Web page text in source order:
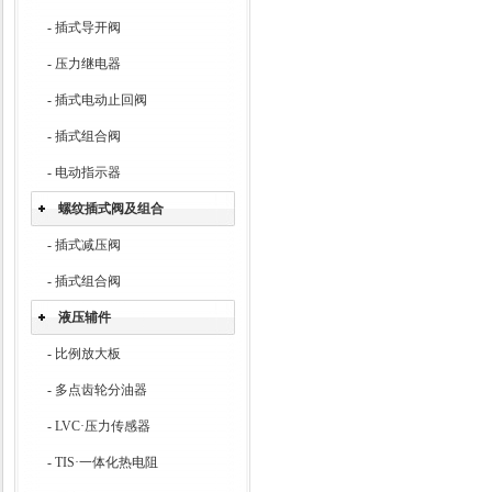
- 插式导开阀
- 压力继电器
- 插式电动止回阀
- 插式组合阀
- 电动指示器
螺纹插式阀及组合
- 插式减压阀
- 插式组合阀
液压辅件
- 比例放大板
- 多点齿轮分油器
- LVC·压力传感器
- TIS·一体化热电阻